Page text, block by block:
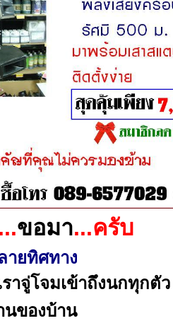
ขอมา...ครับ
ายทิศทาง
าจู่โจมเข้าถึงนกทุกตัว
นของบ้าน